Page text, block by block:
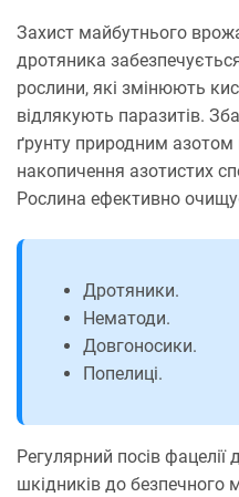
Захист майбутнього
дротяника
рослини, які змінюють
відлякують паразитів.
ґрунту природним азотом
накопичення азотистих
Рослина ефективно
Дротяники.
Нематоди.
Довгоносики.
Попелиці.
Регулярний посів
шкідників до безпечного